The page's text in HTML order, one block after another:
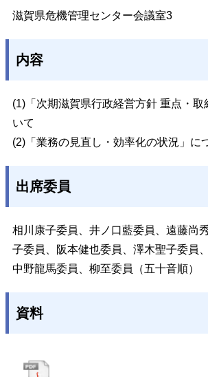
滋賀県危機管理センター会議室3
内容
(1)「次期滋賀県行政経営方針 重点・取
いて
(2)「業務の見直し・効率化の状況」に
出席委員
相川康子委員、井ノ口藍委員、遠藤尚
子委員、阪本健也委員、澤木聖子委員
中野龍馬委員、柳至委員（五十音順）
資料